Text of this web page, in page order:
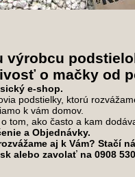
výrobcu
o mačky od
e-shop.
podstielky, ktorú
k vám domov.
tom, ako často a kam
a Objednávky.
aj k Vám? Stačí
alebo zavolať na 0908